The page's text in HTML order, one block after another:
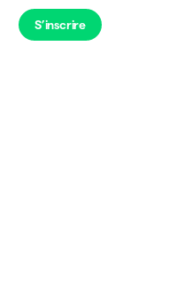
S’inscrire